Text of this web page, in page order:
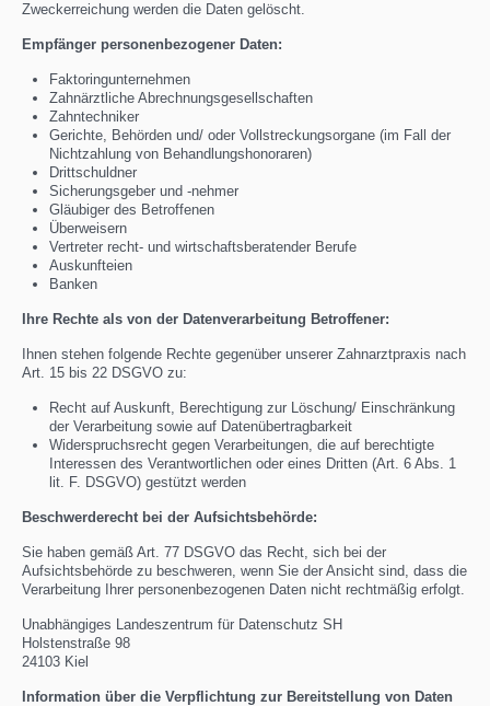
Zweckerreichung werden die Daten gelöscht.
Empfänger personenbezogener Daten:
Faktoringunternehmen
Zahnärztliche Abrechnungsgesellschaften
Zahntechniker
Gerichte, Behörden und/ oder Vollstreckungsorgane (im Fall der
Nichtzahlung von Behandlungshonoraren)
Drittschuldner
Sicherungsgeber und -nehmer
Gläubiger des Betroffenen
Überweisern
Vertreter recht- und wirtschaftsberatender Berufe
Auskunfteien
Banken
Ihre Rechte als von der Datenverarbeitung Betroffener:
Ihnen stehen folgende Rechte gegenüber unserer Zahnarztpraxis nach
Art. 15 bis 22 DSGVO zu:
Recht auf Auskunft, Berechtigung zur Löschung/ Einschränkung
der Verarbeitung sowie auf Datenübertragbarkeit
Widerspruchsrecht gegen Verarbeitungen, die auf berechtigte
Interessen des Verantwortlichen oder eines Dritten (Art. 6 Abs. 1
lit. F. DSGVO) gestützt werden
Beschwerderecht bei der Aufsichtsbehörde:
Sie haben gemäß Art. 77 DSGVO das Recht, sich bei der
Aufsichtsbehörde zu beschweren, wenn Sie der Ansicht sind, dass die
Verarbeitung Ihrer personenbezogenen Daten nicht rechtmäßig erfolgt.
Unabhängiges Landeszentrum für Datenschutz SH
Holstenstraße 98
24103 Kiel
Information über die Verpflichtung zur Bereitstellung von Daten